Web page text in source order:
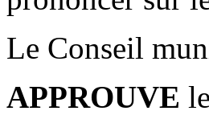
Le Conseil
APPROUVE